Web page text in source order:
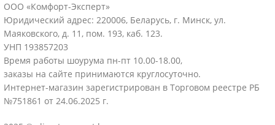
ООО «Комфорт-Эксперт»
Юридический адрес: 220006, Беларусь, г. Минск, ул.
Маяковского, д. 11, пом. 193, каб. 123.
УНП 193857203
Время работы шоурума пн-пт 10.00-18.00,
заказы на сайте принимаются круглосуточно.
Интернет-магазин зарегистрирован в Торговом реестре РБ
№751861 от 24.06.2025 г.